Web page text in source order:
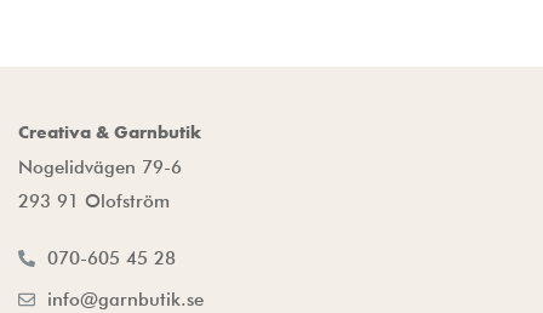
Creativa & Garnbutik
Nogelidvägen 79-6
293 91 Olofström
070-605 45 28
info@garnbutik.se